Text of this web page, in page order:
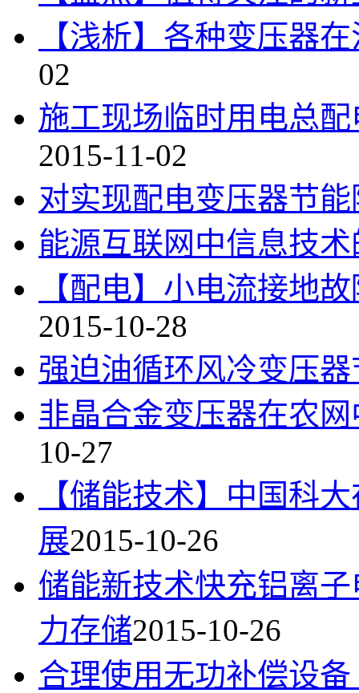
【浅析】各种变压器
02
施工现场临时用电总
2015-11-02
对实现配电变压器节
能源互联网中信息技
【配电】小电流接地
2015-10-28
强迫油循环风冷变压
非晶合金变压器在农
10-27
【储能技术】中国科
展2015-10-26
储能新技术快充铝离
力存储2015-10-26
合理使用无功补偿设